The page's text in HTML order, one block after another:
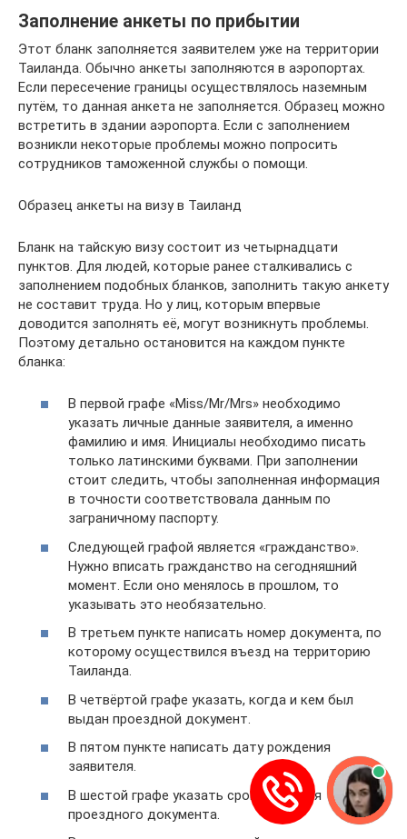
Заполнение анкеты по прибытии
Этот бланк заполняется заявителем уже на территории
Таиланда. Обычно анкеты заполняются в аэропортах.
Если пересечение границы осуществлялось наземным
путём, то данная анкета не заполняется. Образец можно
встретить в здании аэропорта. Если с заполнением
возникли некоторые проблемы можно попросить
сотрудников таможенной службы о помощи.
Образец анкеты на визу в Таиланд
Бланк на тайскую визу состоит из четырнадцати
пунктов. Для людей, которые ранее сталкивались с
заполнением подобных бланков, заполнить такую анкету
не составит труда. Но у лиц, которым впервые
доводится заполнять её, могут возникнуть проблемы.
Поэтому детально остановится на каждом пункте
бланка:
В первой графе «Miss/Mr/Mrs» необходимо
указать личные данные заявителя, а именно
фамилию и имя. Инициалы необходимо писать
только латинскими буквами. При заполнении
стоит следить, чтобы заполненная информация
в точности соответствовала данным по
заграничному паспорту.
Следующей графой является «гражданство».
Нужно вписать гражданство на сегодняшний
момент. Если оно менялось в прошлом, то
указывать это необязательно.
В третьем пункте написать номер документа, по
которому осуществился въезд на территорию
Таиланда.
В четвёртой графе указать, когда и кем был
выдан проездной документ.
В пятом пункте написать дату рождения
заявителя.
В шестой графе указать срок действия
проездного документа.